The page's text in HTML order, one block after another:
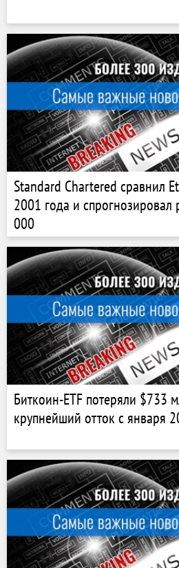
Standard Chartered сравнил
2001 года и
000
Биткоин-ETF потеряли $733
крупнейший отток с января